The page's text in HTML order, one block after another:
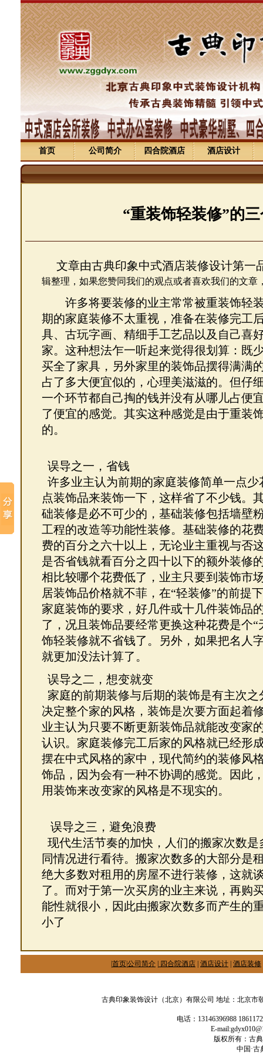
首页 公司简介 四合院酒店 酒店设计
“重装饰轻装修”的
文章由古典印象中式酒店装修设计第一
辑整理，如果您赞同我们的观点或者喜欢我们的文章
许多将要装修的业主常常被重装饰轻
期的家庭装修不太重视，准备在装修完工
具、古玩字画、精细手工艺品以及自己喜
家。这种想法乍一听起来觉得很划算：既
买全了家具，另外家里的装饰品摆得满满
占了多大便宜似的，心理美滋滋的。但仔
一个环节都自己掏的钱并没有从哪儿占便
了便宜的感觉。其实这种感觉是由于重装
的。
误导之一，省钱
许多业主认为前期的家庭装修简单一点
点装饰品来装饰一下，这样省了不少钱。
础装修是必不可少的，基础装修包括墙壁
工程的改造等功能性装修。基础装修的花
费的百分之六十以上，无论业主重视与否
是否省钱就看百分之四十以下的额外装修
相比较哪个花费低了，业主只要到装饰市
居装饰品价格就不菲，在“轻装修”的前提
家庭装饰的要求，好几件或十几件装饰品
了，况且装饰品要经常更换这种花费是个
饰轻装修就不省钱了。另外，如果把名人
就更加没法计算了。
误导之二，想变就变
家庭的前期装修与后期的装饰是有主次
决定整个家的风格，装饰是次要方面起着
业主认为只要不断更新装饰品就能改变家
认识。家庭装修完工后家的风格就已经形
摆在中式风格的家中，现代简约的装修风
饰品，因为会有一种不协调的感觉。因此
用装饰来改变家的风格是不现实的。
误导之三，避免浪费
现代生活节奏的加快，人们的搬家次数
同情况进行看待。搬家次数多的大部分是
绝大多数对租用的房屋不进行装修，这就
了。而对于第一次买房的业主来说，再购
能性就很小，因此由搬家次数多而产生的
小了
首页公司简介 四合院酒店 酒店设计 酒店装修
古典印象装饰设计（北京）有限公司 地址：北京
电话：13146396988
E-
版权所有：古
中国·古